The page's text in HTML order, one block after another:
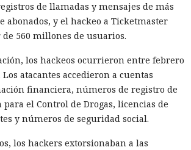
de llamadas y mensajes de más
abonados, y el hackeo a Ticketmaster
560 millones de usuarios.
los hackeos ocurrieron entre febrero
atacantes accedieron a cuentas
financiera, números de registro de
el Control de Drogas, licencias de
y números de seguridad social.
los hackers extorsionaban a las
mujer? Demasiado
redes neuronales
a las protagonistas de
infantiles y las
con apenas un 2%.